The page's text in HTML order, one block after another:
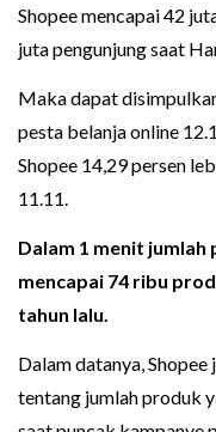
Shopee mencapai 42
juta pengunjung saat
Maka dapat
pesta belanja online
Shopee 14,29 persen
11.11.
Dalam 1 menit
mencapai 74 ribu
tahun lalu.
Dalam datanya,
tentang jumlah produk